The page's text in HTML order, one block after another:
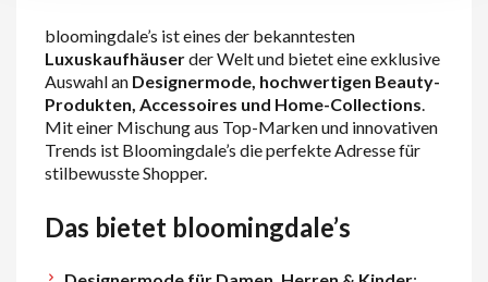
bloomingdale’s ist eines der bekanntesten
Luxuskaufhäuserder Welt und bietet eine exklusive
Auswahl an Designermode, hochwertigen Beauty-
Produkten, Accessoires und Home-Collections.
Mit einer Mischung aus Top-Marken und innovativen
Trends ist Bloomingdale’s die perfekte Adresse für
stilbewusste Shopper.
Das bietet bloomingdale’s